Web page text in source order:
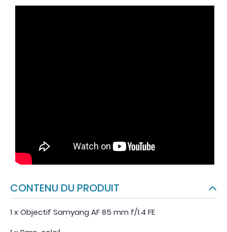
CONTENU DU PRODUIT
1 x Objectif Samyang AF 85 mm f/1.4 FE